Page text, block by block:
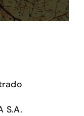
S.A.